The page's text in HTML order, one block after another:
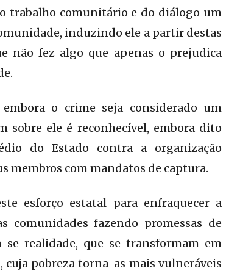
trabalho comunitário e do diálogo um
induzindo ele a partir destas
não fez algo que apenas o prejudica
o crime seja considerado um
sobre ele é reconhecível, embora dito
do Estado contra a organização
membros com mandatos de captura.
esforço estatal para enfraquecer a
comunidades fazendo promessas de
se realidade, que se transformam em
pobreza torna-as mais vulneráveis